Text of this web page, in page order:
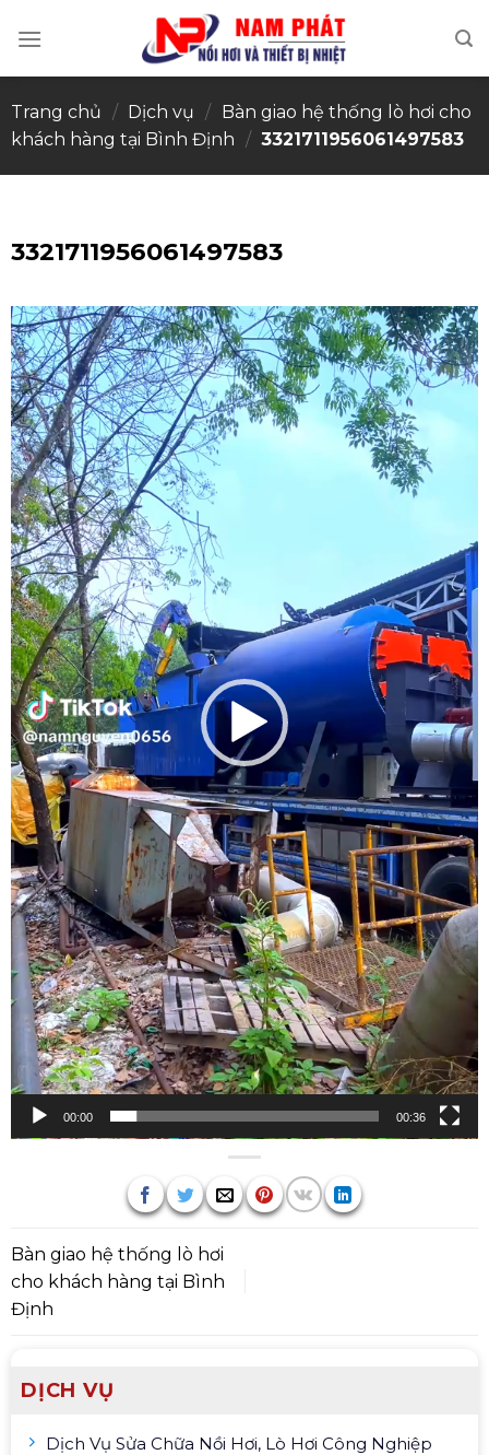
Trang chủ / Dịch vụ / Bàn giao hệ thống lò hơi cho
khách hàng tại Bình Định / 3321711956061497583
DỊCH VỤ
Dịch Vụ Sửa Chữa Nồi Hơi, Lò Hơi Công Nghiệp
3321711956061497583
Trình
chơi
Video
00:00 00:36
Bàn giao hệ thống lò hơi
cho khách hàng tại Bình
Định